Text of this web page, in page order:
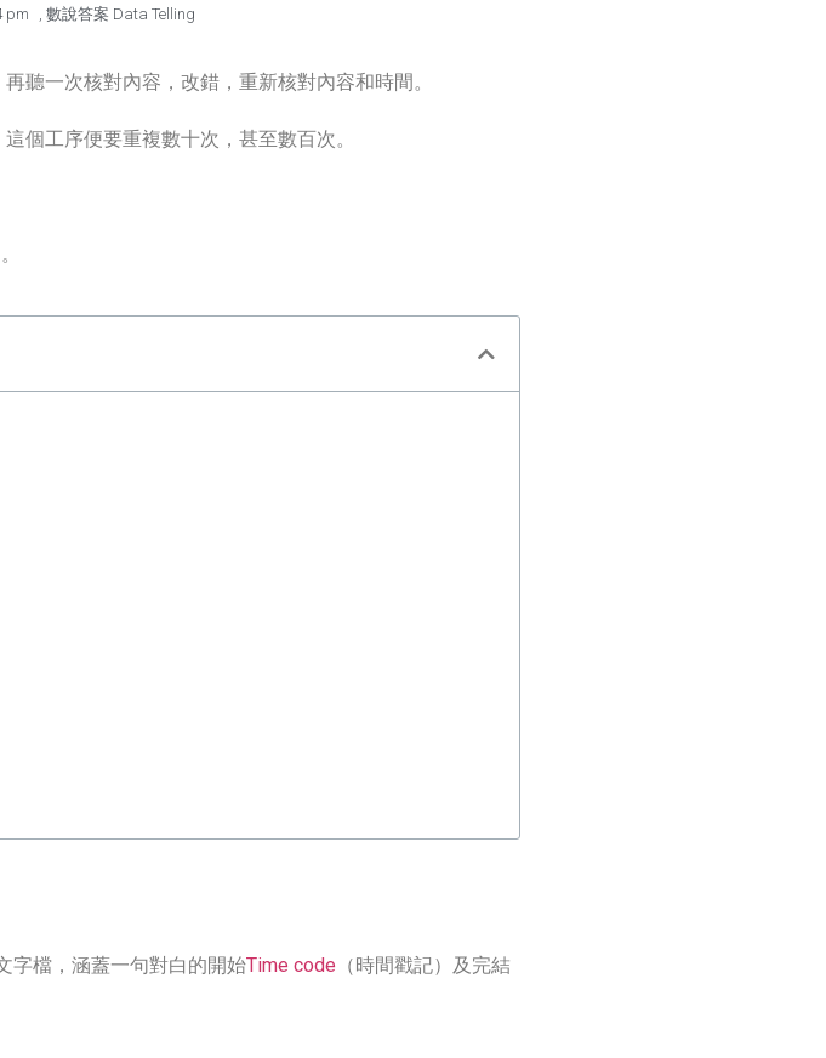
pm 數說答案 Data Telling
聽一次核對內容，改錯，重新核對內容和時間。
個工序便要重複數十次，甚至數百次。
。
字檔，涵蓋一句對白的開始Time code （時間戳記）及完結